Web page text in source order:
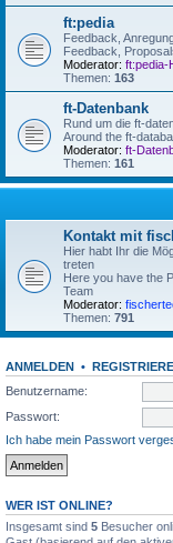
ft:pedia
Feedback,
Feedback,
Moderator: ft:pedia-
Themen: 163
ft-Datenbank
Rund um die ft-
Around the ft-
Moderator: ft-
Themen: 161
Kontakt mit
Hier habt Ihr die
treten
Here you have the
Team
Moderator:
Themen: 791
ANMELDEN •
Benutzername:
Passwort:
Ich habe mein Passwort
WER IST ONLINE?
Insgesamt sind 5 Besucher